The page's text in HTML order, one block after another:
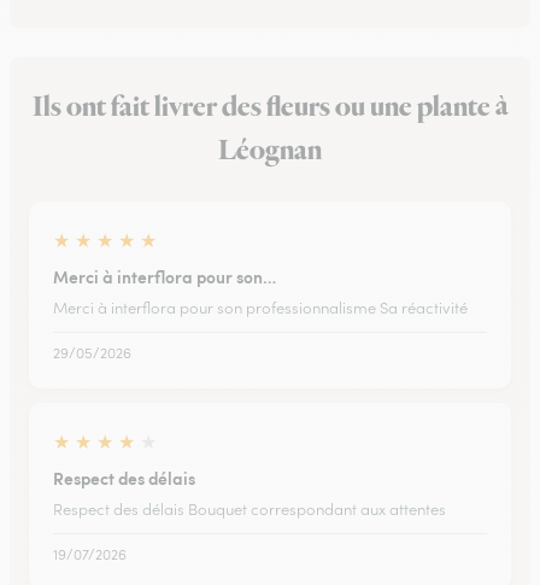
Ils ont fait livrer des fleurs ou une plante à
Léognan
★ ★ ★ ★ ★
Merci à interflora pour son…
Merci à interflora pour son professionnalisme Sa réactivité
29/05/2026
★ ★ ★ ★
Respect des délais
Respect des délais Bouquet correspondant aux attentes
19/07/2026